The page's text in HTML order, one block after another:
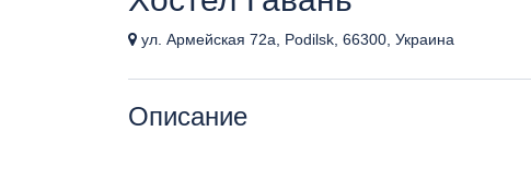
ул. Армейская 72а, Podilsk, 66300, Украина
Описание